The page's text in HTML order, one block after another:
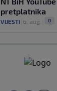
pretplatnika
VIJESTI 6. aug. 0